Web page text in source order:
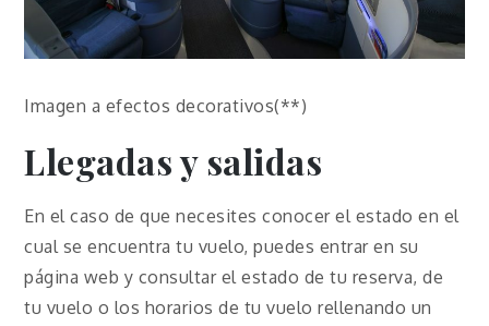
Imagen a efectos decorativos(**)
Llegadas y salidas
En el caso de que necesites conocer el estado en el
cual se encuentra tu vuelo, puedes entrar en su
página web y consultar el estado de tu reserva, de
tu vuelo o los horarios de tu vuelo rellenando un